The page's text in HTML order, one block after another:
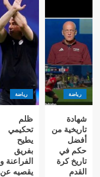
رياضة
شهادة
تاريخية من
أفضل
حكم في
تاريخ كرة
القدم
رياضة
ظلم
تحكيمي
يطيح
بفريق
الفراعنة و
يقصيه عن